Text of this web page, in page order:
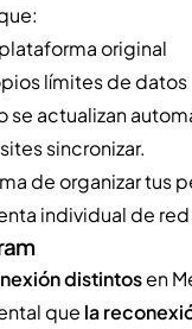
original
límites de datos
se actualizan
sincronizar.
de organizar tus
individual de
distintosen
que la